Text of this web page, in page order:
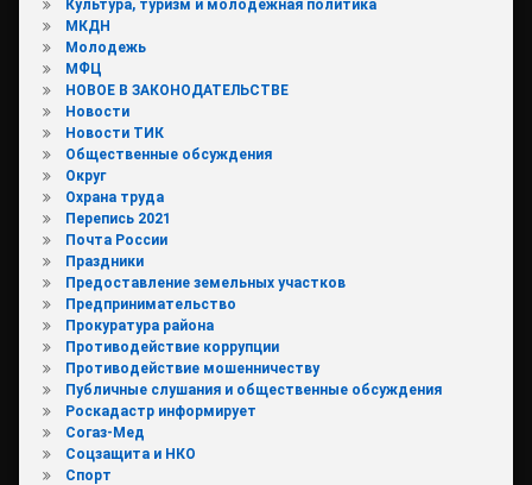
Культура, туризм и молодежная политика
МКДН
Молодежь
МФЦ
НОВОЕ В ЗАКОНОДАТЕЛЬСТВЕ
Новости
Новости ТИК
Общественные обсуждения
Округ
Охрана труда
Перепись 2021
Почта России
Праздники
Предоставление земельных участков
Предпринимательство
Прокуратура района
Противодействие коррупции
Противодействие мошенничеству
Публичные слушания и общественные обсуждения
Роскадастр информирует
Согаз-Мед
Соцзащита и НКО
Спорт